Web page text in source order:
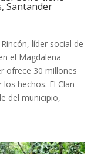
Santander
líder social de
el Magdalena
ofrece 30 millones
hechos. El Clan
del municipio,